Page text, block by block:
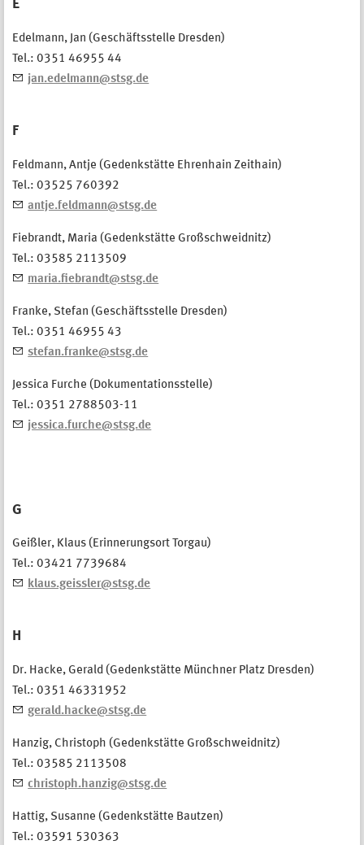
E
Edelmann, Jan (Geschäftsstelle Dresden)
Tel.: 0351 46955 44
jan.edelmann@stsg.de
F
Feldmann, Antje (Gedenkstätte Ehrenhain Zeithain)
Tel.: 03525 760392
antje.feldmann@stsg.de
Fiebrandt, Maria (Gedenkstätte Großschweidnitz)
Tel.: 03585 2113509
maria.fiebrandt@stsg.de
Franke, Stefan (Geschäftsstelle Dresden)
Tel.: 0351 46955 43
stefan.franke@stsg.de
Jessica Furche (Dokumentationsstelle)
Tel.: 0351 2788503-11
jessica.furche@stsg.de
G
Geißler, Klaus (Erinnerungsort Torgau)
Tel.: 03421 7739684
klaus.geissler@stsg.de
H
Dr. Hacke, Gerald (Gedenkstätte Münchner Platz Dresden)
Tel.: 0351 46331952
gerald.hacke@stsg.de
Hanzig, Christoph (Gedenkstätte Großschweidnitz)
Tel.: 03585 2113508
christoph.hanzig@stsg.de
Hattig, Susanne (Gedenkstätte Bautzen)
Tel.: 03591 530363